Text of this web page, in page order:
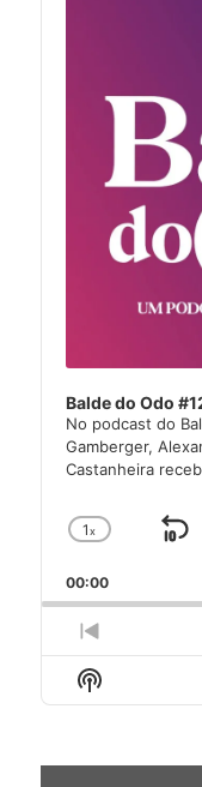
Balde do Odo
No podcast do
Gamberger,
Castanheira
Change
Rate
1x
00:00
Previous
Episode
Show
Podcast